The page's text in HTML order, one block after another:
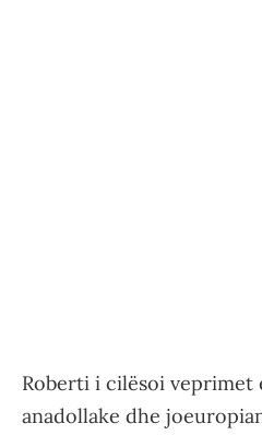
Roberti i cilësoi
anadollake dhe